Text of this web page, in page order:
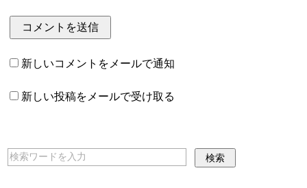
新しいコメントをメールで通知
新しい投稿をメールで受け取る